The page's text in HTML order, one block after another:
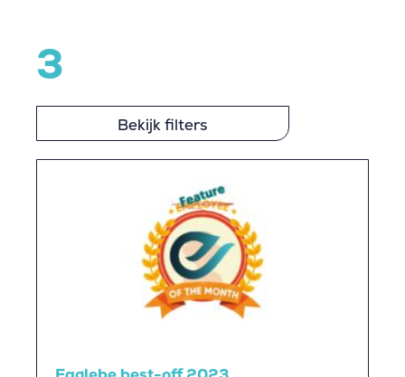
3
Bekijk filters